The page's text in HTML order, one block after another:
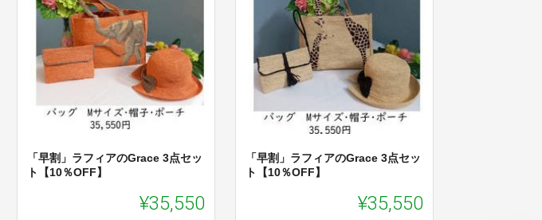
「早割」ラフィアのGrace 3点セッ
ト【10％OFF】
¥35,550
「早割」ラフィアのGrace 3点セッ
ト【10％OFF】
¥35,550